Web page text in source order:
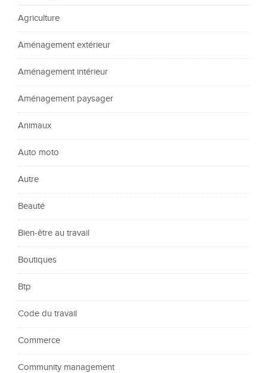
Agriculture
Aménagement extérieur
Aménagement intérieur
Aménagement paysager
Animaux
Auto moto
Autre
Beauté
Bien-être au travail
Boutiques
Btp
Code du travail
Commerce
Community management